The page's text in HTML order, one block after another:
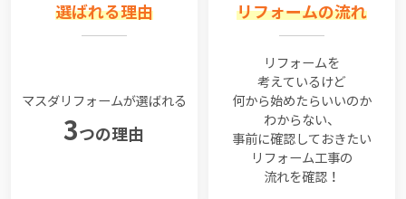
選ばれる理由
マスダリフォームが選ばれる
3つの理由
リフォームの流れ
リフォームを
考えているけど
何から始めたらいいのか
わからない、
事前に確認しておきたい
リフォーム工事の
流れを確認！